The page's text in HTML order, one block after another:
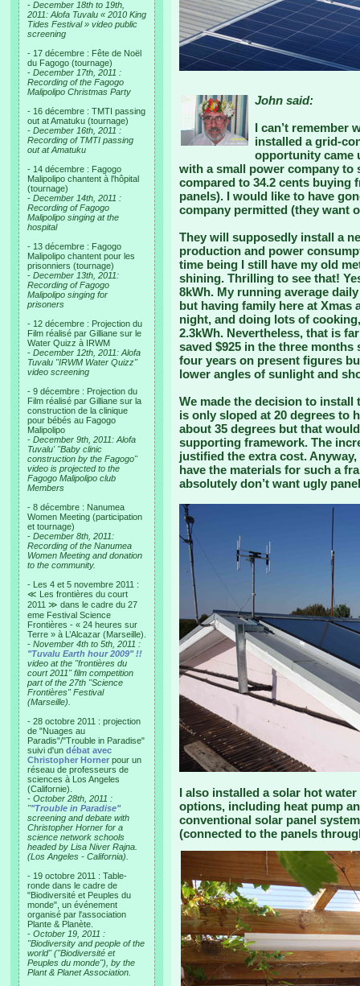
- December 18th to 19th,
2011: Alofa Tuvalu « 2010 King
Tides Festival » video public
screening
- 17 décembre : Fête de Noël
du Fagogo (tournage)
- December 17th, 2011 :
Recording of the Fagogo
Malipolipo Christmas Party
- 16 décembre : TMTI passing
out at Amatuku (tournage)
- December 16th, 2011 :
Recording of TMTI passing
out at Amatuku
- 14 décembre : Fagogo
Malipolipo chantent à l'hôpital
(tournage)
- December 14th, 2011 :
Recording of Fagogo
Malipolipo singing at the
hospital
- 13 décembre : Fagogo
Malipolipo chantent pour les
prisonniers (tournage)
- December 13th, 2011:
Recording of Fagogo
Malipolipo singing for
prisoners
- 12 décembre : Projection du
Film réalisé par Gilliane sur le
Water Quizz à IRWM
- December 12th, 2011: Alofa
Tuvalu "IRWM Water Quizz"
video screening
- 9 décembre : Projection du
Film réalisé par Gilliane sur la
construction de la clinique
pour bébés au Fagogo
Malipolipo
- December 9th, 2011: Alofa
Tuvalu' "Baby clinic
construction by the Fagogo"
video is projected to the
Fagogo Malipolipo club
Members
- 8 décembre : Nanumea
Women Meeting (participation
et tournage)
- December 8th, 2011:
Recording of the Nanumea
Women Meeting and donation
to the community.
- Les 4 et 5 novembre 2011 :
≪ Les frontières du court
2011 ≫ dans le cadre du 27
eme Festival Science
Frontières - « 24 heures sur
Terre » à L’Alcazar (Marseille).
- November 4th to 5th, 2011 :
"Tuvalu Earth hour 2009" !!
video at the "frontières du
court 2011" film competition
part of the 27th "Science
Frontières" Festival
(Marseille).
- 28 octobre 2011 : projection
de "Nuages au
Paradis"/"Trouble in Paradise"
suivi d'un débat avec
Christopher Horner pour un
réseau de professeurs de
sciences à Los Angeles
(Californie).
- October 28th, 2011 :
""Trouble in Paradise"
screening and debate with
Christopher Horner for a
science network schools
headed by Lisa Niver Rajna.
(Los Angeles - California).
- 19 octobre 2011 : Table-
ronde dans le cadre de
"Biodiversité et Peuples du
monde", un événement
organisé par l'association
Plante & Planète.
- October 19, 2011 :
"Biodiversity and people of the
world" ("Biodiversité et
Peuples du monde"), by the
Plant & Planet Association.
John said:
I can’t remember
installed a grid-
opportunity came
with a small power company to
compared to 34.2 cents buying
panels). I would like to have
company permitted (they want
They will supposedly install a
production and power
time being I still have my old
shining. Thrilling to see that!
8kWh. My running average
but having family here at
night, and doing lots of
2.3kWh. Nevertheless, that is
saved $925 in the three
four years on present figures
lower angles of sunlight and
We made the decision to
is only sloped at 20 degrees to
about 35 degrees but that
supporting framework. The
justified the extra cost.
have the materials for such a
absolutely don’t want ugly
I also installed a solar hot
options, including heat pump
conventional solar panel
(connected to the panels